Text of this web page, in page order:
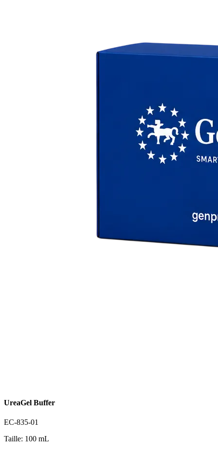
UreaGel Buffer
EC-835-01
Taille: 100 mL